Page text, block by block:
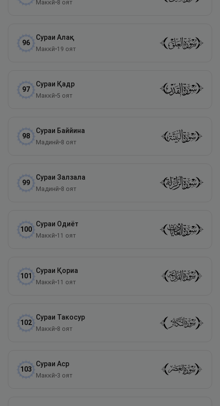
Маккӣ•8 оят
96
Сураи Алақ
Маккӣ•19 оят
97
Сураи Қадр
Маккӣ•5 оят
98
Сураи Баййина
Мадинӣ•8 оят
99
Сураи Залзала
Мадинӣ•8 оят
100
Сураи Одиёт
Маккӣ•11 оят
101
Сураи Қориа
Маккӣ•11 оят
102
Сураи Такосур
Маккӣ•8 оят
103
Сураи Аср
Маккӣ•3 оят